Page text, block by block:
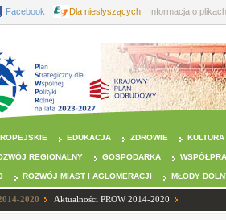
Facebook Dla niesłyszących Informacja o
EDUKACJA ZDROWIE KULTURA
REGIONALNY GOSPODARKA
ROZWÓJ MIAST I AGLOMERACJI MŁODY
2020 Aktualności PROW 2014-2020